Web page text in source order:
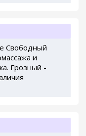
Свободный
и
Грозный -